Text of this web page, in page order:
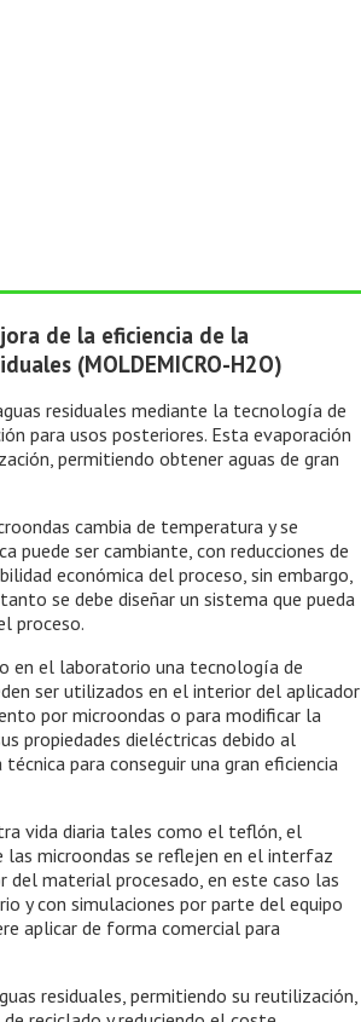
de la eficiencia de la
(MOLDEMICRO-H2O)
residuales mediante la tecnología de
para usos posteriores. Esta evaporación
permitiendo obtener aguas de gran
cambia de temperatura y se
puede ser cambiante, con reducciones de
económica del proceso, sin embargo,
se debe diseñar un sistema que pueda
proceso.
en el laboratorio una tecnología de
ser utilizados en el interior del aplicador
por microondas o para modificar la
propiedades dieléctricas debido al
para conseguir una gran eficiencia
vida diaria tales como el teflón, el
microondas se reflejen en el interfaz
del material procesado, en este caso las
y con simulaciones por parte del equipo
aplicar de forma comercial para
residuales, permitiendo su reutilización,